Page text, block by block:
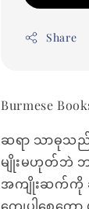
Share
Burmese
ဆရာ သာဓုသည်
မျိုးမဟုတ်ဘဲ
အကျိုးဆက်ကို ခံစ
ကျေပါစေတေ